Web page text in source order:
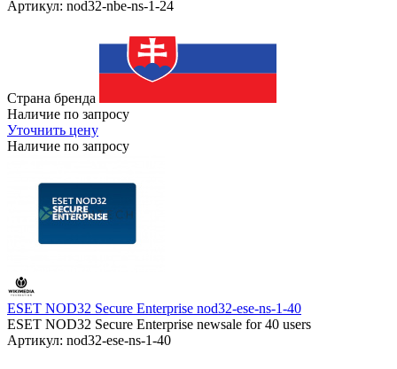
Артикул: nod32-nbe-ns-1-24
Страна бренда
Наличие по запросу
Уточнить цену
Наличие по запросу
ESET NOD32 Secure Enterprise nod32-ese-ns-1-40
ESET NOD32 Secure Enterprise newsale for 40 users
Артикул: nod32-ese-ns-1-40